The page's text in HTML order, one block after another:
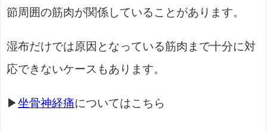
節周囲の筋肉が関係していることがあります。
湿布だけでは原因となっている筋肉まで十分に対
応できないケースもあります。
▶ 坐骨神経痛についてはこちら